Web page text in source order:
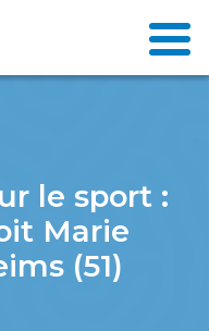
le sport :
Marie
(51)